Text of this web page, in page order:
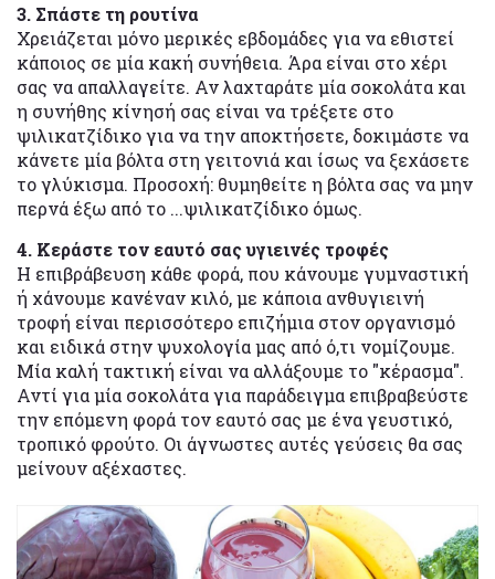
3. Σπάστε τη ρουτίνα
Χρειάζεται μόνο μερικές εβδομάδες για να εθιστεί
κάποιος σε μία κακή συνήθεια. Άρα είναι στο χέρι
σας να απαλλαγείτε. Αν λαχταράτε μία σοκολάτα και
η συνήθης κίνησή σας είναι να τρέξετε στο
ψιλικατζίδικο για να την αποκτήσετε, δοκιμάστε να
κάνετε μία βόλτα στη γειτονιά και ίσως να ξεχάσετε
το γλύκισμα. Προσοχή: θυμηθείτε η βόλτα σας να μην
περνά έξω από το ...ψιλικατζίδικο όμως.
4. Κεράστε τον εαυτό σας υγιεινές τροφές
Η επιβράβευση κάθε φορά, που κάνουμε γυμναστική
ή χάνουμε κανέναν κιλό, με κάποια ανθυγιεινή
τροφή είναι περισσότερο επιζήμια στον οργανισμό
και ειδικά στην ψυχολογία μας από ό,τι νομίζουμε.
Μία καλή τακτική είναι να αλλάξουμε το "κέρασμα".
Αντί για μία σοκολάτα για παράδειγμα επιβραβεύστε
την επόμενη φορά τον εαυτό σας με ένα γευστικό,
τροπικό φρούτο. Οι άγνωστες αυτές γεύσεις θα σας
μείνουν αξέχαστες.